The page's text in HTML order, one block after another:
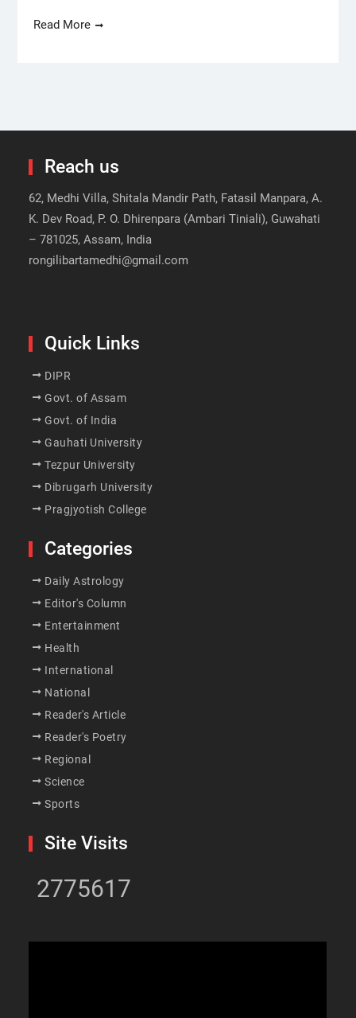
Read More
Reach us
62, Medhi Villa, Shitala Mandir Path, Fatasil Manpara, A.
K. Dev Road, P. O. Dhirenpara (Ambari Tiniali), Guwahati
– 781025, Assam, India
rongilibartamedhi@gmail.com
Quick Links
DIPR
Govt. of Assam
Govt. of India
Gauhati University
Tezpur University
Dibrugarh University
Pragjyotish College
Categories
Daily Astrology
Editor's Column
Entertainment
Health
International
National
Reader's Article
Reader's Poetry
Regional
Science
Sports
Site Visits
2775617